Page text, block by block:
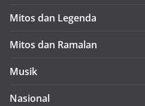
Mitos dan Legenda
Mitos dan Ramalan
Musik
Nasional